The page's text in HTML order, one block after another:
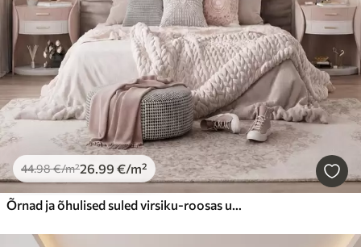
44.98€/m²26.99 €/m²
Õrnad ja õhulised suled virsiku-roosas udus, millel on läige